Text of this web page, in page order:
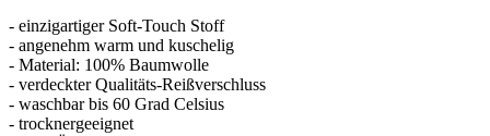
- einzigartiger Soft-Touch Stoff
- angenehm warm und kuschelig
- Material: 100% Baumwolle
- verdeckter Qualitäts-Reißverschluss
- waschbar bis 60 Grad Celsius
- trocknergeeignet